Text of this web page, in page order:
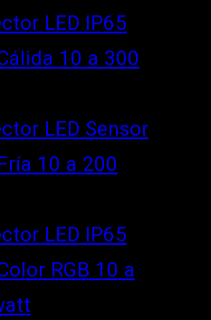
LED IP65
10 a 300
LED Sensor
10 a 200
LED IP65
RGB 10 a